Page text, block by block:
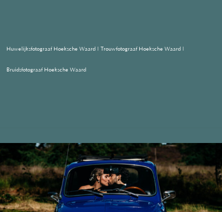
Huwelijksfotograaf Hoeksche Waard | Trouwfotograaf Hoeksche Waard |
Bruidsfotograaf Hoeksche Waard